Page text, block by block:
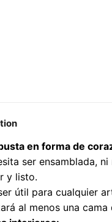
en forma de
ser ensamblada,
y listo.
útil para cualquier
al menos una